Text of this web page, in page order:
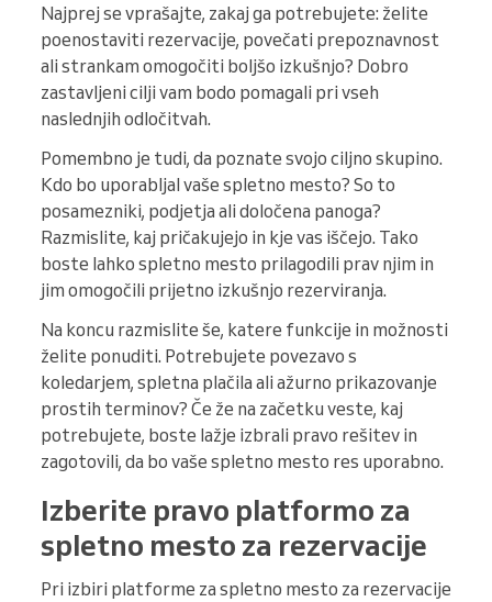
Najprej se vprašajte, zakaj ga potrebujete: želite
poenostaviti rezervacije, povečati prepoznavnost
ali strankam omogočiti boljšo izkušnjo? Dobro
zastavljeni cilji vam bodo pomagali pri vseh
naslednjih odločitvah.
Pomembno je tudi, da poznate svojo ciljno skupino.
Kdo bo uporabljal vaše spletno mesto? So to
posamezniki, podjetja ali določena panoga?
Razmislite, kaj pričakujejo in kje vas iščejo. Tako
boste lahko spletno mesto prilagodili prav njim in
jim omogočili prijetno izkušnjo rezerviranja.
Na koncu razmislite še, katere funkcije in možnosti
želite ponuditi. Potrebujete povezavo s
koledarjem, spletna plačila ali ažurno prikazovanje
prostih terminov? Če že na začetku veste, kaj
potrebujete, boste lažje izbrali pravo rešitev in
zagotovili, da bo vaše spletno mesto res uporabno.
Izberite pravo platformo za
spletno mesto za rezervacije
Pri izbiri platforme za spletno mesto za rezervacije